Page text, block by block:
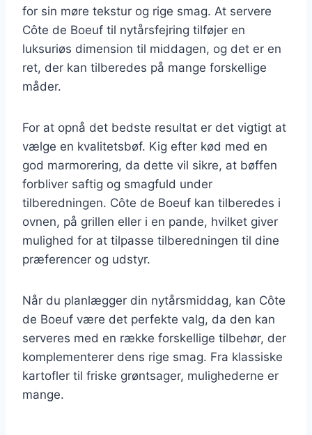
for sin møre tekstur og rige smag. At servere
Côte de Boeuf til nytårsfejring tilføjer en
luksuriøs dimension til middagen, og det er en
ret, der kan tilberedes på mange forskellige
måder.
For at opnå det bedste resultat er det vigtigt at
vælge en kvalitetsbøf. Kig efter kød med en
god marmorering, da dette vil sikre, at bøffen
forbliver saftig og smagfuld under
tilberedningen. Côte de Boeuf kan tilberedes i
ovnen, på grillen eller i en pande, hvilket giver
mulighed for at tilpasse tilberedningen til dine
præferencer og udstyr.
Når du planlægger din nytårsmiddag, kan Côte
de Boeuf være det perfekte valg, da den kan
serveres med en række forskellige tilbehør, der
komplementerer dens rige smag. Fra klassiske
kartofler til friske grøntsager, mulighederne er
mange.